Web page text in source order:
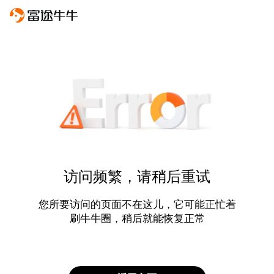
访问频繁，请稍后重试
您所要访问的页面不在这儿，它可能正忙着
刷牛牛圈，稍后就能恢复正常